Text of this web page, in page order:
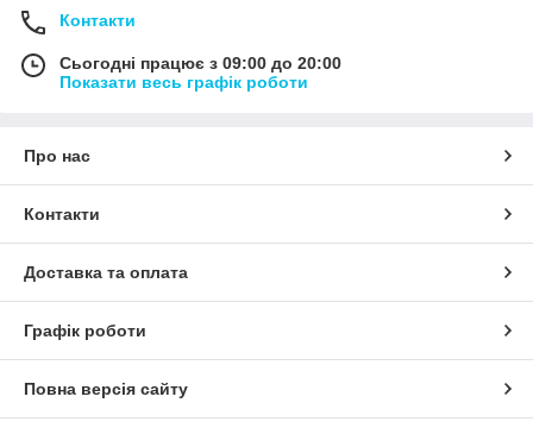
Контакти
Сьогодні працює з 09:00 до 20:00
Показати весь графік роботи
Про нас
Контакти
Доставка та оплата
Графік роботи
Повна версія сайту